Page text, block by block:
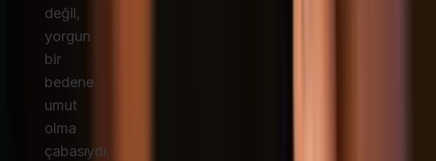
değil,
yorgun
bir
bedene
umut
olma
çabasıydı.